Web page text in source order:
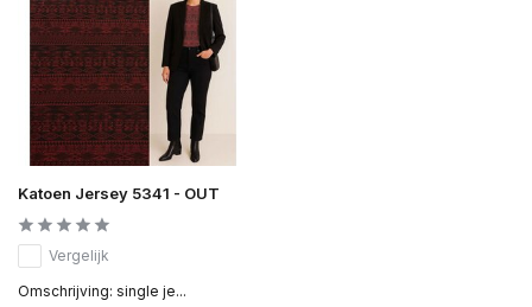
Katoen Jersey 5341 - OUT
Vergelijk
Omschrijving: single je...